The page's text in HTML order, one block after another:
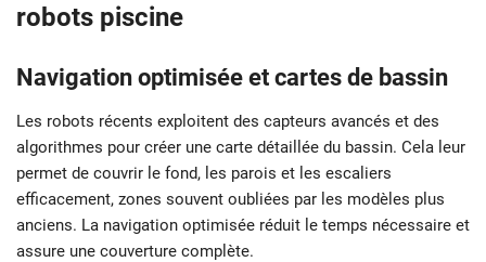
robots piscine
Navigation optimisée et cartes de bassin
Les robots récents exploitent des capteurs avancés et des
algorithmes pour créer une carte détaillée du bassin. Cela leur
permet de couvrir le fond, les parois et les escaliers
efficacement, zones souvent oubliées par les modèles plus
anciens. La navigation optimisée réduit le temps nécessaire et
assure une couverture complète.